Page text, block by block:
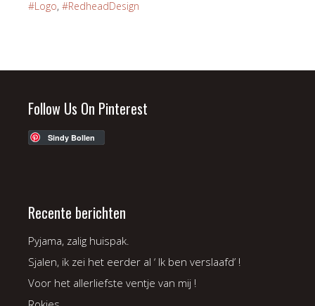
#Logo, #RedheadDesign
Follow Us On Pinterest
Sindy Bollen
Recente berichten
Pyjama, zalig huispak.
Sjalen, ik zei het eerder al ‘ Ik ben verslaafd’ !
Voor het allerliefste ventje van mij !